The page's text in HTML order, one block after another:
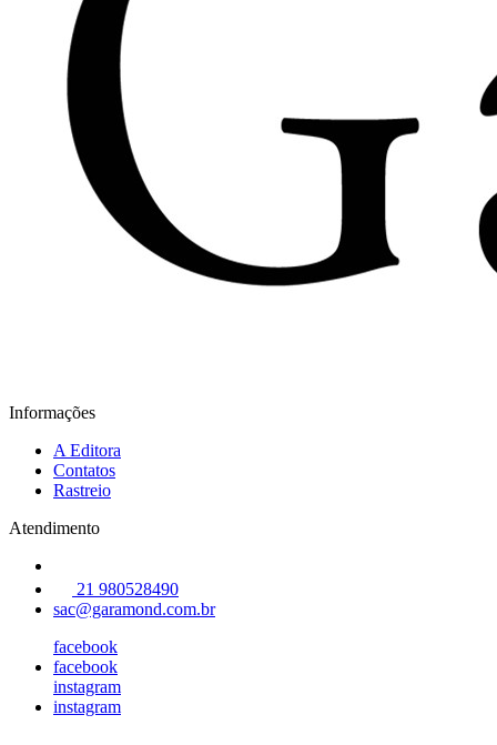
Informações
A Editora
Contatos
Rastreio
Atendimento
21 980528490
sac@garamond.com.br
facebook
facebook
instagram
instagram